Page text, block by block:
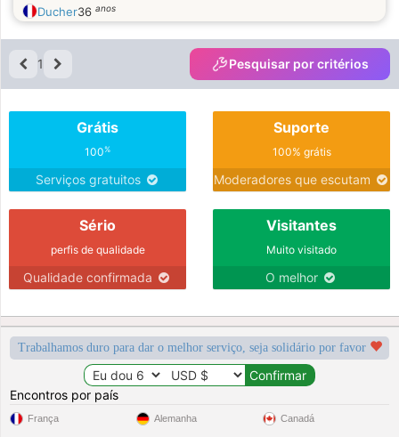
Ducher36 anos
1 Pesquisar por critérios
Grátis
100%
Serviços gratuitos
Suporte
100% grátis
Moderadores que escutam
Sério
perfis de qualidade
Qualidade confirmada
Visitantes
Muito visitado
O melhor
Trabalhamos duro para dar o melhor serviço, seja solidário por favor
Encontros por país
França Alemanha Canadá